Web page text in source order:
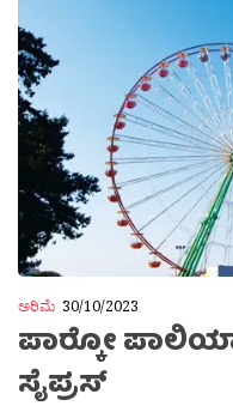
ಅರಿಮೆ 30/10/2023
ಪಾರ‍್ಕೋ
ಸೈಪ್ರಸ್